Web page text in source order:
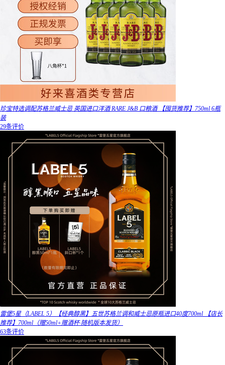
珍宝特选调配苏格兰威士忌 英国进口洋酒 RARE J&B 口粮酒 【囤货推荐】750ml 6瓶
装
29条评价
雷堡5星（LABEL 5）【经典醇黑】五世苏格兰调和威士忌原瓶进口40度700ml 【店长
推荐】700ml（赠50ml+赠酒杯·随机版本发货）
63条评价